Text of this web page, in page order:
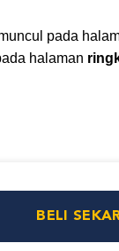
pada
halaman
BELI